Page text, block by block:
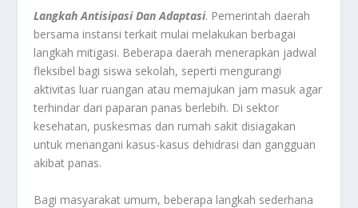
Langkah Antisipasi Dan Adaptasi. Pemerintah daerah
bersama instansi terkait mulai melakukan berbagai
langkah mitigasi. Beberapa daerah menerapkan jadwal
fleksibel bagi siswa sekolah, seperti mengurangi
aktivitas luar ruangan atau memajukan jam masuk agar
terhindar dari paparan panas berlebih. Di sektor
kesehatan, puskesmas dan rumah sakit disiagakan
untuk menangani kasus-kasus dehidrasi dan gangguan
akibat panas.
Bagi masyarakat umum, beberapa langkah sederhana